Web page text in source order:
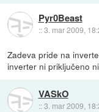
Pyr0Beast
::3. mar 2009,
Zadeva pride na
inverter ni priključeno
VASkO
::3. mar 2009,